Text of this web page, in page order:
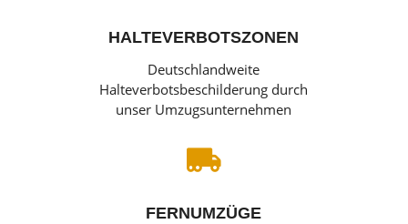
HALTEVERBOTSZONEN
Deutschlandweite
Halteverbotsbeschilderung durch
unser Umzugsunternehmen

FERNUMZÜGE